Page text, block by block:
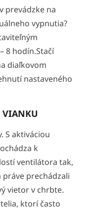
prevádzke na
vypnutia?
8 hodín.Stačí
diaľkovom
nastaveného
VIANKU
S aktiváciou
k
ventilátora tak,
prechádzali
vietor v chrbte.
ktorí často